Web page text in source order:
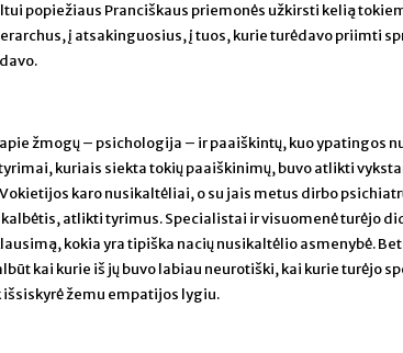
popiežiaus Pranciškaus priemonės užkirsti kelią
į atsakinguosius, į tuos, kurie turėdavo priimti
žmogų – psichologija – ir paaiškintų, kuo ypatingos
kuriais siekta tokių paaiškinimų, buvo atlikti
karo nusikaltėliai, o su jais metus dirbo
atlikti tyrimus. Specialistai ir visuomenė turėjo
kokia yra tipiška nacių nusikaltėlio asmenybė.
kai kurie iš jų buvo labiau neurotiški, kai kurie turėjo
žemu empatijos lygiu.